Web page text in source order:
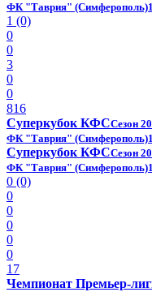
ФК "Таврия" (Симферополь)
1 (0)
0
0
3
0
0
816
Суперкубок КФССезон
ФК "Таврия" (Симферополь)
Суперкубок КФССезон
ФК "Таврия" (Симферополь)
0 (0)
0
0
0
0
0
17
Чемпионат Премьер-